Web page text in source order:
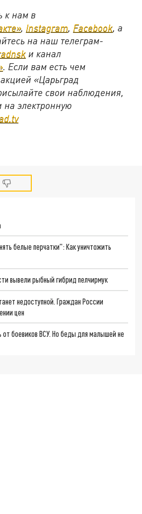
к нам в
, Instagram, Facebook, а
на наш телеграм-
и канал
. Если вам есть чем
«Царьград
свои наблюдения,
на электронную
белые перчатки": Как уничтожить
вывели рыбный гибрид пелчирмук
недоступной. Граждан России
цен
боевиков ВСУ. Но беды для малышей не